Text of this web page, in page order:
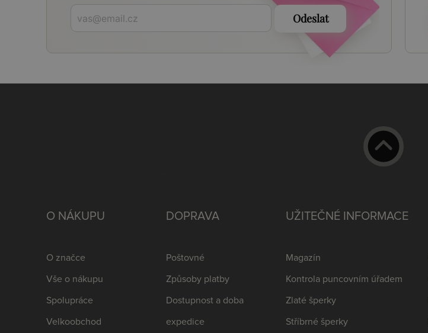
Odeslat
O NÁKUPU
O značce
Vše o nákupu
Spolupráce
Velkoobchod
DOPRAVA
Poštovné
Způsoby platby
Dostupnost a doba
expedice
UŽITEČNÉ INFORMACE
Magazín
Kontrola puncovním úřadem
Zlaté šperky
Stříbrné šperky